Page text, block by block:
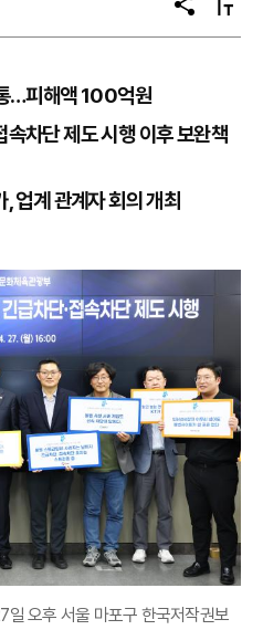
공
유
텍
스
…피해액 100억원
차단 제도 시행 이후 보완책
업계 관계자 회의 개최
오후 서울 마포구 한국저작권보